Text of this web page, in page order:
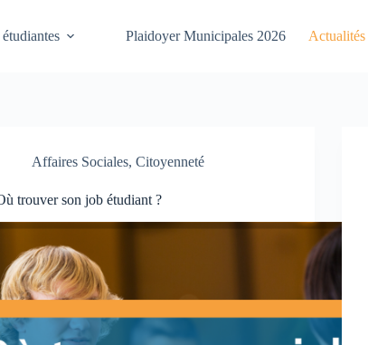
Plaidoyer Municipales 2026 Actualités
Affaires Sociales,Citoyenneté
trouver son job étudiant ?